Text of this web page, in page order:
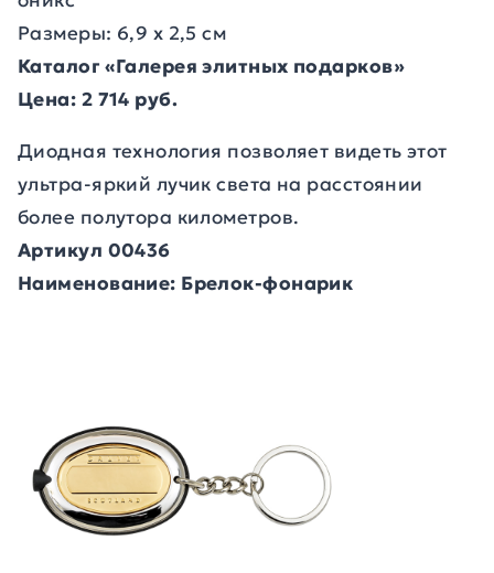
Размеры: 6,9 х 2,5 см
Каталог «Галерея элитных подарков»
Цена: 2 714 руб.
Диодная технология позволяет видеть этот
ультра-яркий лучик света на расстоянии
более полутора километров.
Артикул 00436
Наименование: Брелок-фонарик